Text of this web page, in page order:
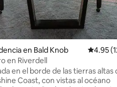
en Bald Knob
4.95
en Riverdell
en el borde de las tierras altas
Coast, con vistas al océano